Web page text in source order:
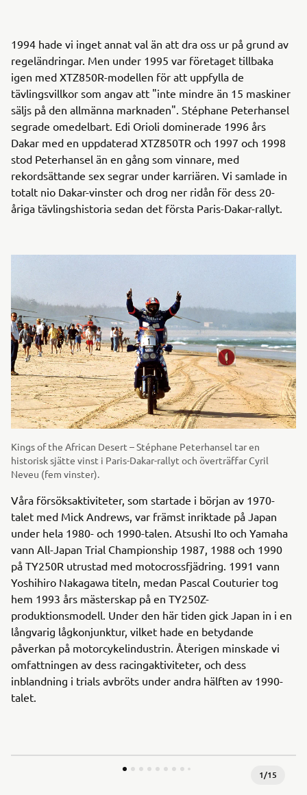
1994 hade vi inget annat val än att dra oss ur på grund av
regeländringar. Men under 1995 var företaget tillbaka
igen med XTZ850R-modellen för att uppfylla de
tävlingsvillkor som angav att "inte mindre än 15 maskiner
säljs på den allmänna marknaden". Stéphane Peterhansel
segrade omedelbart. Edi Orioli dominerade 1996 års
Dakar med en uppdaterad XTZ850TR och 1997 och 1998
stod Peterhansel än en gång som vinnare, med
rekordsättande sex segrar under karriären. Vi samlade in
totalt nio Dakar-vinster och drog ner ridån för dess 20-
åriga tävlingshistoria sedan det första Paris-Dakar-rallyt.
Kings of the African Desert – Stéphane Peterhansel tar en
historisk sjätte vinst i Paris-Dakar-rallyt och överträffar Cyril
Neveu (fem vinster).
Våra försöksaktiviteter, som startade i början av 1970-
talet med Mick Andrews, var främst inriktade på Japan
under hela 1980- och 1990-talen. Atsushi Ito och Yamaha
vann All-Japan Trial Championship 1987, 1988 och 1990
på TY250R utrustad med motocrossfjädring. 1991 vann
Yoshihiro Nakagawa titeln, medan Pascal Couturier tog
hem 1993 års mästerskap på en TY250Z-
produktionsmodell. Under den här tiden gick Japan in i en
långvarig lågkonjunktur, vilket hade en betydande
påverkan på motorcykelindustrin. Återigen minskade vi
omfattningen av dess racingaktiviteter, och dess
inblandning i trials avbröts under andra hälften av 1990-
talet.
1/15